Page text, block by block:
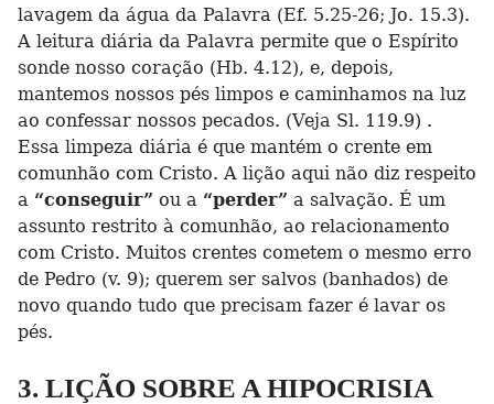
lavagem da água da Palavra (Ef. 5.25-26; Jo. 15.3).
A leitura diária da Palavra permite que o Espírito
sonde nosso coração (Hb. 4.12), e, depois,
mantemos nossos pés limpos e caminhamos na luz
ao confessar nossos pecados. (Veja Sl. 119.9) .
Essa limpeza diária é que mantém o crente em
comunhão com Cristo. A lição aqui não diz respeito
a “conseguir” ou a “perder” a salvação. É um
assunto restrito à comunhão, ao relacionamento
com Cristo. Muitos crentes cometem o mesmo erro
de Pedro (v. 9); querem ser salvos (banhados) de
novo quando tudo que precisam fazer é lavar os
pés.
3. LIÇÃO SOBRE A HIPOCRISIA